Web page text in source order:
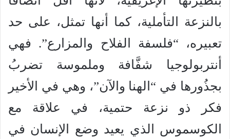
بالنزعة التأملية، كما أنها تمثل، على حد
تعبيره، “فلسفة الفلاح والمزارع”. فهي
أنتربولوجيا شفَّافة وملموسة تضربُ
بجذُورها في “الهنا والآن”، وهي في الأخير
فكر ذو نزعة حتمية، في علاقة مع
الكوسموس الذي يعيد وضع الإنسان في